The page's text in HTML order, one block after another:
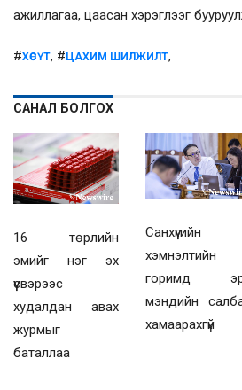
ажиллагаа, цаасан хэрэглээг
#ХӨСҮТ, # ЦАХИМ ШИЛЖИЛТ,
САНАЛ БОЛГОХ
16 төрлийн
эмийг нэг эх
үүсвэрээс
худалдан авах
журмыг
баталлаа
Санхүүгийн
хэмнэлтийн
горимд
мэндийн
хамаарахгүй